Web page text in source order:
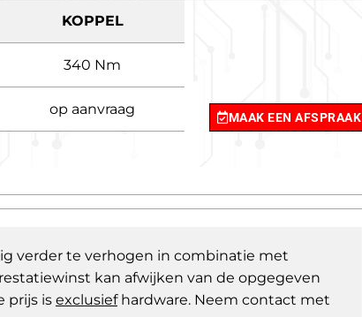
KOPPEL
340 Nm
op aanvraag
MAAK EEN AFSPRAAK
verder te verhogen in combinatie met
kan afwijken van de opgegeven
prijs is exclusiefhardware. Neem contact met